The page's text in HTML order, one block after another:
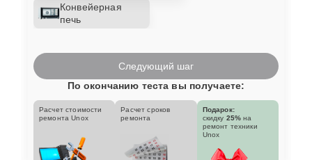
Конвейерная
печь
Следующий шаг
По окончанию теста вы получаете:
Расчет стоимости
ремонта Unox
Расчет сроков
ремонта
Подарок:
скидку 25% на
ремонт техники
Unox